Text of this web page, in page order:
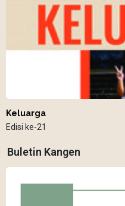
Keluarga
Edisi ke-21
Buletin Kangen